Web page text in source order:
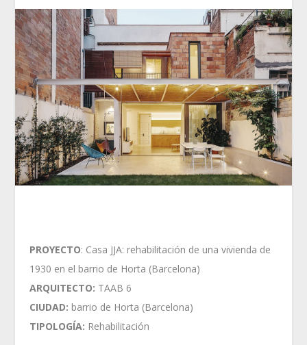
PROYECTO: Casa JJA: rehabilitación de una vivienda de
1930 en el barrio de Horta (Barcelona)
ARQUITECTO: TAAB 6
CIUDAD: barrio de Horta (Barcelona)
TIPOLOGÍA: Rehabilitación